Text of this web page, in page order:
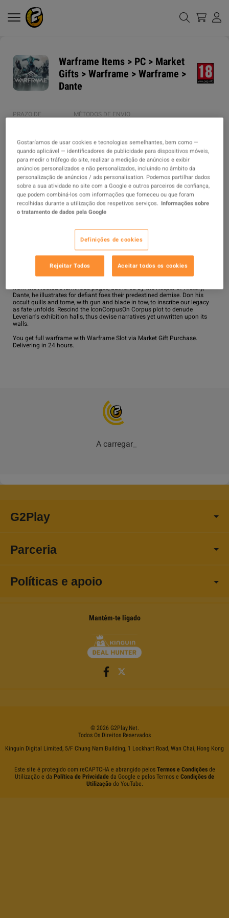
Warframe Items > PC > Market
Gifts > Warframe > Warframe >
Dante
PRAZO DE
MÉTODOS DE ENVIO
TIPO DO ITEM
SCREENSHOTS
from the Noctua's luminous pages, authored by the Keeper of History,
Dante, he illustrates for defiant foes their predestined demise. Don his
occult quills and tome, with gun and blade in tow, to inscribe our legacy
as fate unfolds. Rescind the IconCorpusOn Corpus plot to denude
Leverian's exhibition halls, thus devise narratives yet unwritten upon its
walls.
You get full warframe with Warframe Slot via Market Gift Purchase.
Delivering in 24 hours.
A carregar
G2Play
Parceria
Políticas e apoio
Mantém-te ligado
© 2026 G2Play.net.
Todos Os Direitos Reservados
Kinguin Digital Limited, 5/F Chung Nam Building, 1 Lockhart Road, Wan Chai, Hong Kong
Este site é protegido com reCAPTCHA e abrangido pelos Termos e Condiçõesde
Utilização e da Política de Privcidade da Google e pelos Termos e Condições de
Utilizaçãodo YouTube.
Gostaríamos de usar cookies e tecnologias semelhantes, bem como —
quando aplicável — identificadores de publicidade para dispositivos móveis,
para medir o tráfego do site, realizar a medição de anúncios e exibir
anúncios personalizados e não personalizados, incluindo no âmbito da
personalização de anúncios / ads personalisation. Podemos partilhar dados
sobre a sua atividade no site com a Google e outros parceiros de confiança,
que podem combiná-los com informações que forneceu ou que foram
recolhidas durante a utilização dos respetivos serviços. Informações sobre
o tratamento de dados pela Google
Definições de cookies
Rejeitar Todos Aceitar todos os cookies